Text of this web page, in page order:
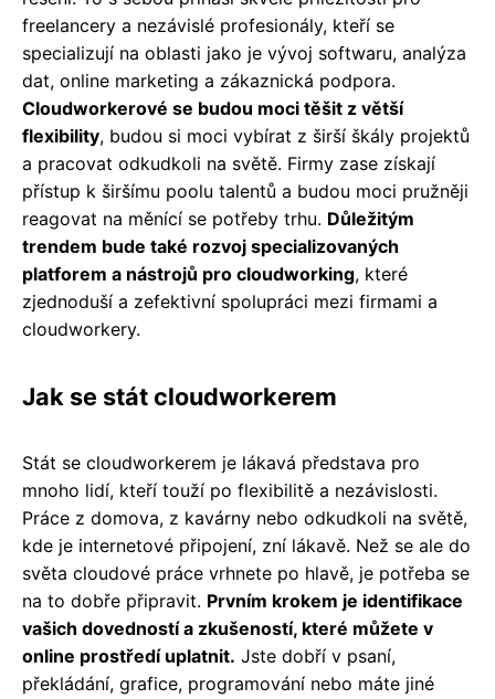
freelancery a nezávislé profesionály, kteří se
specializují na oblasti jako je vývoj softwaru, analýza
dat, online marketing a zákaznická podpora.
Cloudworkerové se budou moci těšit z větší
flexibility, budou si moci vybírat z širší škály projektů
a pracovat odkudkoli na světě. Firmy zase získají
přístup k širšímu poolu talentů a budou moci pružněji
reagovat na měnící se potřeby trhu. Důležitým
trendem bude také rozvoj specializovaných
platforem a nástrojů pro cloudworking, které
zjednoduší a zefektivní spolupráci mezi firmami a
cloudworkery.
Jak se stát cloudworkerem
Stát se cloudworkerem je lákavá představa pro
mnoho lidí, kteří touží po flexibilitě a nezávislosti.
Práce z domova, z kavárny nebo odkudkoli na světě,
kde je internetové připojení, zní lákavě. Než se ale do
světa cloudové práce vrhnete po hlavě, je potřeba se
na to dobře připravit. Prvním krokem je identifikace
vašich dovedností a zkušeností, které můžete v
online prostředí uplatnit. Jste dobří v psaní,
překládání, grafice, programování nebo máte jiné